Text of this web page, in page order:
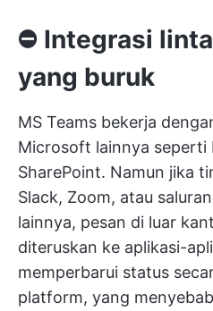
⛔️ Integrasi
yang buruk
MS Teams bekerja
Microsoft lainnya seperti
SharePoint. Namun jika
Slack, Zoom, atau
lainnya, pesan di luar
diteruskan ke aplikasi-
memperbarui status
platform, yang